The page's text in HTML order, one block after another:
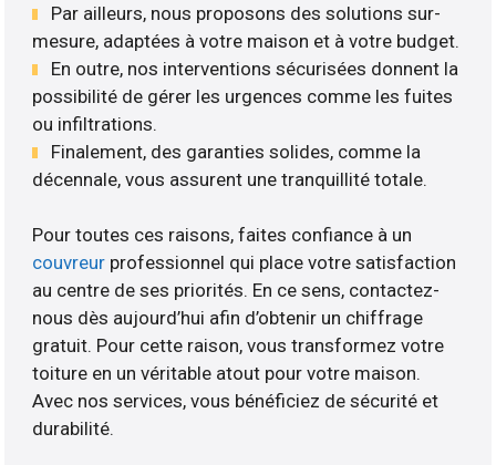
Par ailleurs, nous proposons des solutions sur-
mesure, adaptées à votre maison et à votre budget.
En outre, nos interventions sécurisées donnent la
possibilité de gérer les urgences comme les fuites
ou infiltrations.
Finalement, des garanties solides, comme la
décennale, vous assurent une tranquillité totale.
Pour toutes ces raisons, faites confiance à un
couvreur professionnel qui place votre satisfaction
au centre de ses priorités. En ce sens, contactez-
nous dès aujourd’hui afin d’obtenir un chiffrage
gratuit. Pour cette raison, vous transformez votre
toiture en un véritable atout pour votre maison.
Avec nos services, vous bénéficiez de sécurité et
durabilité.